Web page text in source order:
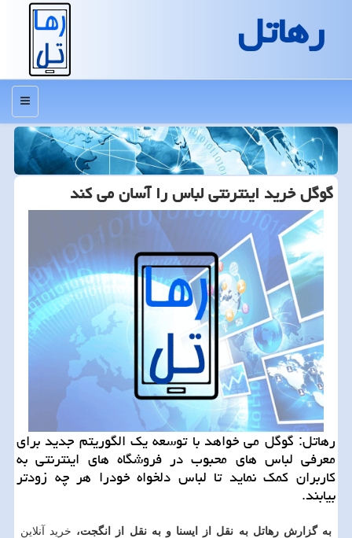
رهاتل
منو
گوگل خرید اینترنتی لباس را آسان می كند
رهاتل: گوگل می خواهد با توسعه یك الگوریتم جدید برای
معرفی لباس های محبوب در فروشگاه های اینترنتی به
كاربران كمك نماید تا لباس دلخواه خودرا هر چه زودتر
بیابند.
به گزارش رهاتل به نقل از ایسنا و به نقل از انگجت، خرید آنلاین